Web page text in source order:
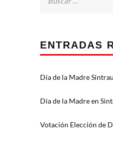
ENTRADAS
Día de la Madre
Día de la Madre en
Votación Elección de